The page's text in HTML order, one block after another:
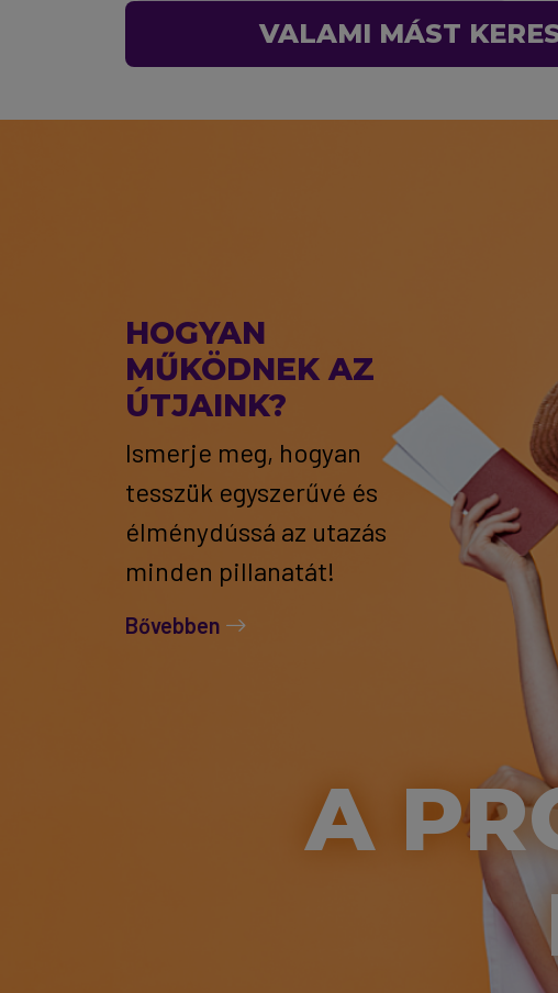
VALAMI MÁST
HOGYAN
MŰKÖDNEK AZ
ÚTJAINK?
Ismerje meg, hogyan
tesszük egyszerűvé és
élménydússá az utazás
minden pillanatát!
Bővebben
A